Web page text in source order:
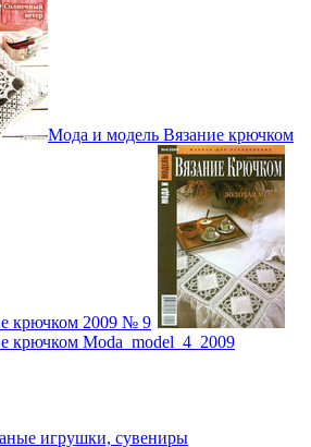
Мода и модель Вязание крючком
крючком 2009 № 9
крючком Moda_model_4_2009
игрушки, сувениры